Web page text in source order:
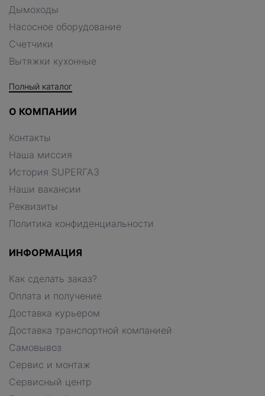
Дымоходы
Насосное оборудование
Счетчики
Вытяжки кухонные
Полный каталог
О КОМПАНИИ
Контакты
Наша миссия
История SUPERГАЗ
Наши вакансии
Реквизиты
Политика конфиденциальности
ИНФОРМАЦИЯ
Как сделать заказ?
Оплата и получение
Доставка курьером
Доставка транспортной компанией
Самовывоз
Сервис и монтаж
Сервисный центр